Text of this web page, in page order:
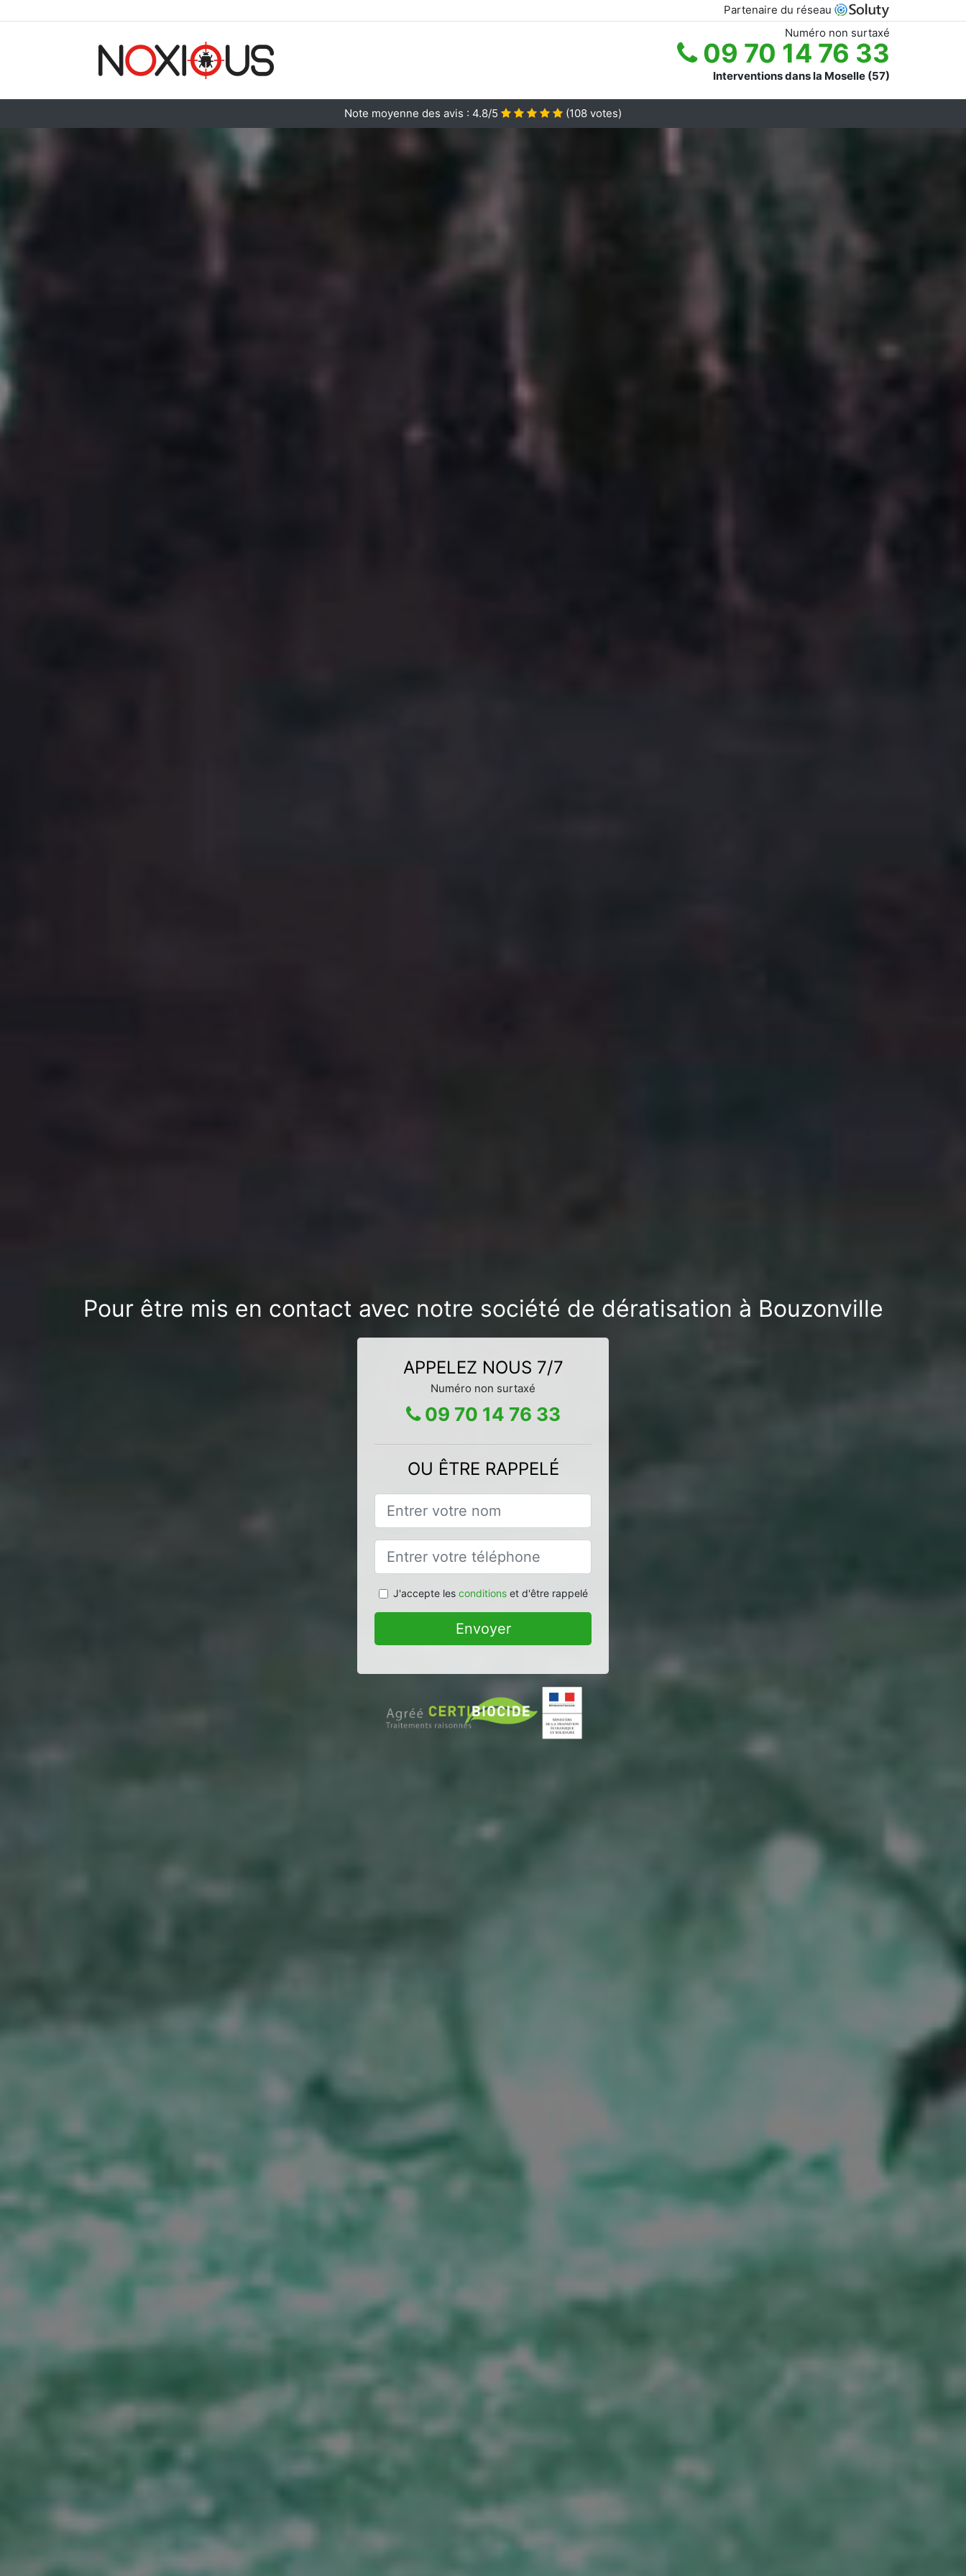
Partenaire du réseau
Numéro non surtaxé
09 70 14 76 33
Interventions dans la Moselle (57)
Note moyenne des avis : 4.8/5 (108 votes)
Pour être mis en contact avec notre société de dératisation à Bouzonville
APPELEZ NOUS 7/7
Numéro non surtaxé
09 70 14 76 33
OU ÊTRE RAPPELÉ
J'accepte les conditionset d'être rappelé
Envoyer